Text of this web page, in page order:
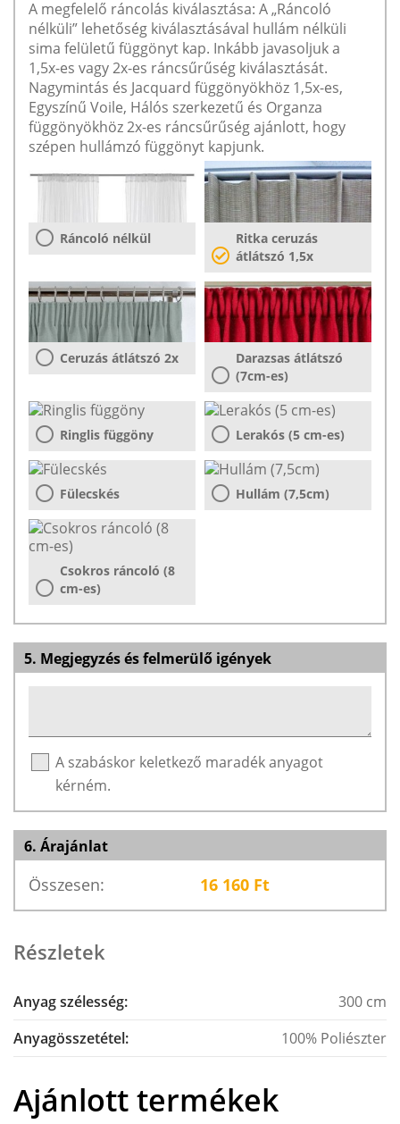
A megfelelő ráncolás kiválasztása: A „Ráncoló
nélküli” lehetőség kiválasztásával hullám nélküli
sima felületű függönyt kap. Inkább javasoljuk a
1,5x-es vagy 2x-es ráncsűrűség kiválasztását.
Nagymintás és Jacquard függönyökhöz 1,5x-es,
Egyszínű Voile, Hálós szerkezetű és Organza
függönyökhöz 2x-es ráncsűrűség ajánlott, hogy
szépen hullámzó függönyt kapjunk.
Ráncoló nélkül
Ritka ceruzás
átlátszó 1,5x
Ceruzás átlátszó 2x
Darazsas átlátszó
(7cm-es)
Ringlis függöny Lerakós (5 cm-es)
Fülecskés Hullám (7,5cm)
Csokros ráncoló (8
cm-es)
5. Megjegyzés és felmerülő igények
A szabáskor keletkező maradék anyagot
kérném.
6. Árajánlat
Összesen: 16 160 Ft
Részletek
Anyag szélesség:
300 cm
Anyagösszetétel:
100% Poliészter
Ajánlott termékek